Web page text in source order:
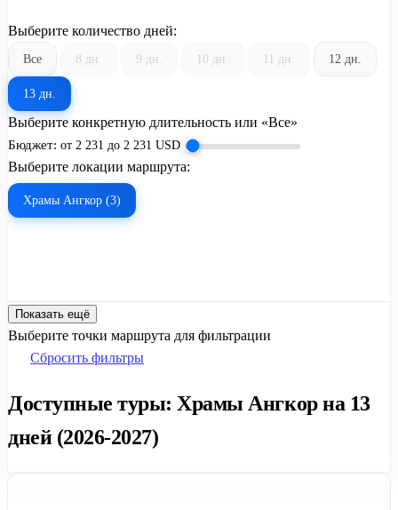
Выберите количество дней:
Все 8 дн. 9 дн. 10 дн. 11 дн. 12 дн.
13 дн.
Выберите конкретную длительность или «Все»
Бюджет: от 2 231 до 2 231 USD
Выберите локации маршрута:
Храмы Ангкор (3)
Показать ещё
Выберите точки маршрута для фильтрации
Сбросить фильтры
Доступные туры: Храмы Ангкор на 13
дней (2026-2027)